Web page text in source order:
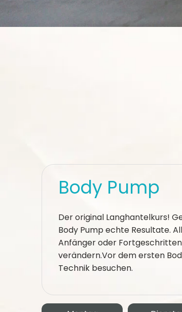
Body Pump
Der original Langhantelkurs!
Body Pump echte Resultate.
Anfänger oder
verändern.Vor dem ersten
Technik besuchen.